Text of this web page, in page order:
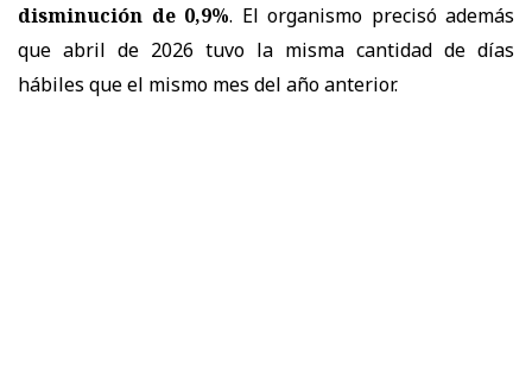
disminución de 0,9%. El organismo precisó además
que abril de 2026 tuvo la misma cantidad de días
hábiles que el mismo mes del año anterior.